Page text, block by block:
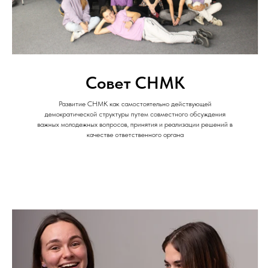
Совет СНМК
Развитие СНМК как самостоятельно действующей
демократической структуры путем совместного обсуждения
важных молодежных вопросов, принятия и реализации решений в
качестве ответственного органа